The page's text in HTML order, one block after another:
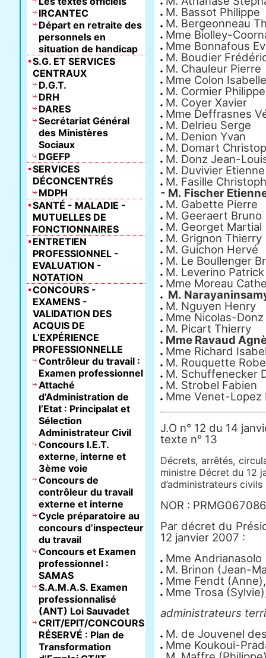
M. Bassot Philippe
M. Bergeonneau
Mme Biolley-
Mme Bonnafous
M. Boudier
M. Chauleur Pierre
Mme Colon Isabelle
M. Cormier Philippe
M. Coyer Xavier
Mme Deffrasnes
M. Delrieu Serge
M. Denion Yvan
M. Domart
M. Donz Jean-
M. Duvivier Etienne
M. Fasille
- M. Fischer
M. Gabette Pierre
M. Geeraert Bruno
M. Georget Martial
M. Grignon Thierry
M. Guichon Hervé
M. Le Boullenger
M. Leverino Patrick
Mme Moreau
M.
M. Nguyen Henry
Mme Nicolas-Donz
M. Picart Thierry
Mme Ravaud
Mme Richard
M. Rouquette
M. Schuffenecker
M. Strobel Fabien
Mme Venet-Lopez
J.O n° 12 du 14
texte n° 13
Décrets, arrêtés,
ministre Décret du 12
d’administrateurs civils
NOR :
Par décret du
12 janvier 2007 :
Mme Andrianasolo
M. Brinon (Jean-
Mme Fendt (Anne),
Mme Trosa
administrateurs
M. de Jouvenel
Mme Koukoui-
IRCANTEC
Départ en retraite des
personnels en
situation de handicap
S.G. ET SERVICES
CENTRAUX
D.G.T.
DRH
DARES
Secrétariat Général
des Ministères
Sociaux
DGEFP
SERVICES
DÉCONCENTRÉS
MDPH
SANTÉ - MALADIE -
MUTUELLES DE
FONCTIONNAIRES
ENTRETIEN
PROFESSIONNEL -
EVALUATION -
NOTATION
CONCOURS -
EXAMENS -
VALIDATION DES
ACQUIS DE
L’EXPÉRIENCE
PROFESSIONNELLE
Contrôleur du travail :
Examen professionnel
Attaché
d’Administration de
l’Etat : Principalat et
Sélection
Administrateur Civil
Concours I.E.T.
externe, interne et
3ème voie
Concours de
contrôleur du travail
externe et interne
Cycle préparatoire au
concours d’inspecteur
du travail
Concours et Examen
professionnel :
SAMAS
S.A.M.A.S. Examen
professionnalisé
(ANT) Loi Sauvadet
CRIT/EPIT/CONCOURS
RÉSERVÉ : Plan de
Transformation